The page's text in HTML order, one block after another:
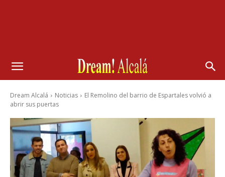
Dream Alcalá Noticias
El Remolino del barrio de Espartales volvió a
abrir sus puertas